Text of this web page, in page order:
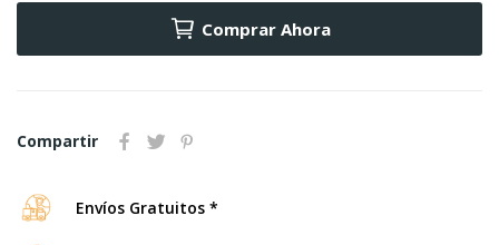
Comprar Ahora
Compartir
Envíos Gratuitos *